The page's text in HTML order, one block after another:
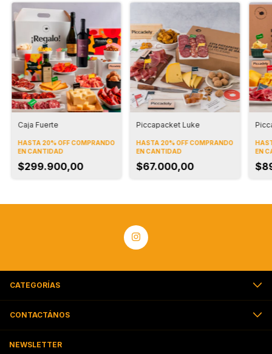
Caja Fuerte
HASTA 20% OFFCOMPRANDO
EN CANTIDAD
$299.900,00
Piccapacket Luke
HASTA 20% OFFCOMPRANDO
EN CANTIDAD
$67.000,00
EN
CATEGORÍAS
CONTACTÁNOS
NEWSLETTER